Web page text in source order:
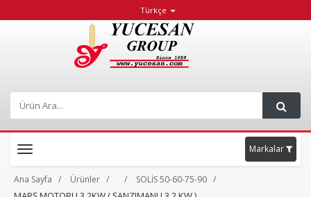
Türkçe
Toggle
Markalar
Ana Sayfa Ürünler SOLİS 50-60-75-90